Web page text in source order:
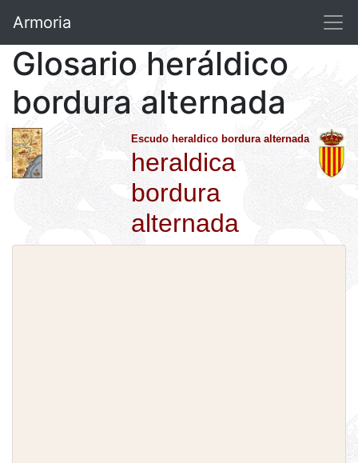
Armoria
Glosario heráldico
bordura alternada
Escudo heraldico bordura alternada
heraldica
bordura
alternada